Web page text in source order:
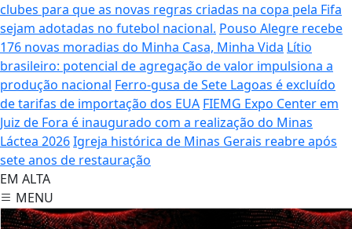
clubes para que as novas regras criadas na copa pela Fifa
sejam adotadas no futebol nacional. Pouso Alegre recebe
176 novas moradias do Minha Casa, Minha Vida Lítio
brasileiro: potencial de agregação de valor impulsiona a
produção nacional Ferro-gusa de Sete Lagoas é excluído
de tarifas de importação dos EUA FIEMG Expo Center em
Juiz de Fora é inaugurado com a realização do Minas
Láctea 2026Igreja histórica de Minas Gerais reabre após
sete anos de restauração
EM ALTA
MENU